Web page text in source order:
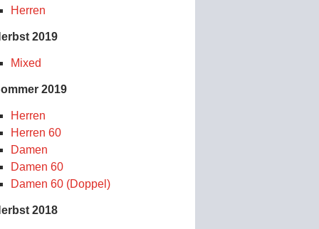
Herren
2019
Mixed
2019
Herren
Herren 60
Damen
Damen 60
Damen 60 (Doppel)
2018